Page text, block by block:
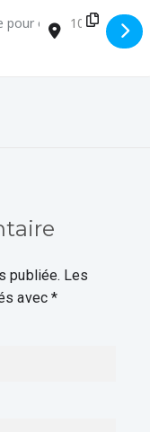
[ykpsuuuzT]
Adresse de
publiée. Les
avec *